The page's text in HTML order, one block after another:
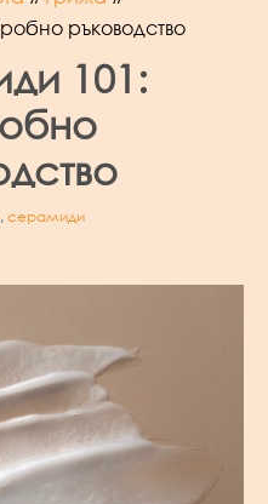
ръководство
101:
, серамиди